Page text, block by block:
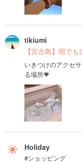
tikiumi
【宮古島】雨で
いきつけのアクセ
る場所💗
Holiday
#ショッピング